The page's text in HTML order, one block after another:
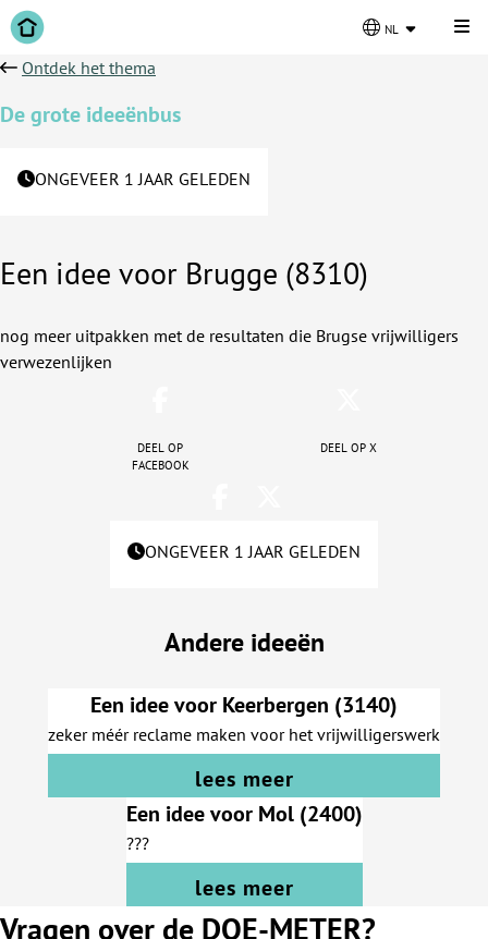
nl
Ontdek het thema
De grote ideeënbus
ONGEVEER 1 JAAR GELEDEN
Een idee voor Brugge (8310)
nog meer uitpakken met de resultaten die Brugse vrijwilligers
verwezenlijken
Deel op
facebook
Deel op X
ONGEVEER 1 JAAR GELEDEN
Andere ideeën
Een idee voor Keerbergen (3140)
zeker méér reclame maken voor het vrijwilligerswerk
lees meer
Een idee voor Mol (2400)
???
lees meer
Vragen over de DOE-METER?